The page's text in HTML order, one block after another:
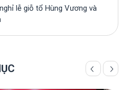
lễ giỗ tổ Hùng Vương và